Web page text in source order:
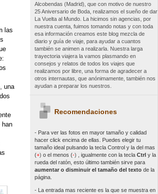
las
una
han
Alcobendas (Madrid), que con motivo de nuestro
25 Aniversario de Boda, realizamos el sueño de dar
La Vuelta al Mundo. La hicimos sin agencias, por
nuestra cuenta, fuimos tomando notas y con toda
esa información creamos este blog mezcla de
diario y guía de viaje, para ayudar a cuantos
también se animen a realizarla. Nuestra larga
trayectoria viajera la vamos plasmando en
consejos y relatos de todos los viajes que
realizamos por libre, una forma de agradecer a
otros internautas, que anónimamente, también nos
ayudan a preparar los nuestros.
Recomendaciones
- Para ver las fotos en mayor tamaño y calidad
hacer click encima de ellas. Puedes elegir tu
tamaño ideal pulsando la tecla Controly la del mas
(+) o el menos (-) igualmente con la tecla Ctrl y la
rueda del ratón, esto último también sirve para
aumentar o disminuir el tamaño del textode la
página.
- La entrada mas reciente es la que se muestra en